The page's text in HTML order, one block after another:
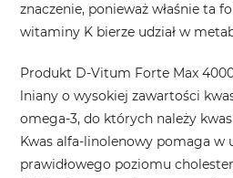
znaczenie, ponieważ właśnie ta
witaminy K bierze udział w
Produkt D-Vitum Forte Max
lniany o wysokiej zawartości
omega-3, do których należy
Kwas alfa-linolenowy pomaga w
prawidłowego poziomu